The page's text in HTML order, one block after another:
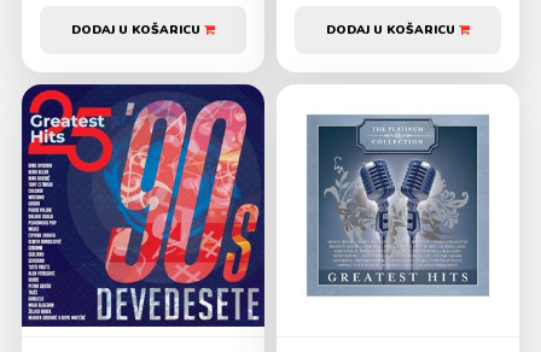
DODAJ U KOŠARICU DODAJ U KOŠARICU